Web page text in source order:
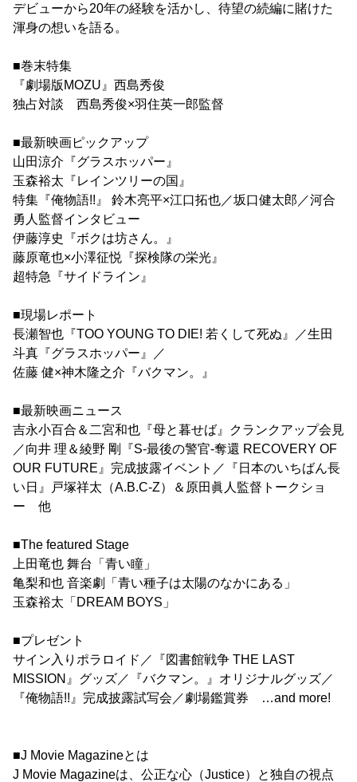
デビューから20年の経験を活かし、待望の続編に賭けた
渾身の想いを語る。
■巻末特集
『劇場版MOZU』西島秀俊
独占対談 西島秀俊×羽住英一郎監督
■最新映画ピックアップ
山田涼介『グラスホッパー』
玉森裕太『レインツリーの国』
特集『俺物語!!』 鈴木亮平×江口拓也／坂口健太郎／河合
勇人監督インタビュー
伊藤淳史『ボクは坊さん。』
藤原竜也×小澤征悦『探検隊の栄光』
超特急『サイドライン』
■現場レポート
長瀬智也『TOO YOUNG TO DIE! 若くして死ぬ』／生田
斗真『グラスホッパー』／
佐藤 健×神木隆之介『バクマン。』
■最新映画ニュース
吉永小百合＆二宮和也『母と暮せば』クランクアップ会見
／向井 理＆綾野 剛『S-最後の警官-奪還 RECOVERY OF
OUR FUTURE』完成披露イベント／『日本のいちばん長
い日』戸塚祥太（A.B.C-Z）＆原田眞人監督トークショ
ー 他
■The featured Stage
上田竜也 舞台「青い瞳」
亀梨和也 音楽劇「青い種子は太陽のなかにある」
玉森裕太「DREAM BOYS」
■プレゼント
サイン入りポラロイド／『図書館戦争 THE LAST
MISSION』グッズ／『バクマン。』オリジナルグッズ／
『俺物語!!』完成披露試写会／劇場鑑賞券 …and more!
■J Movie Magazineとは
J Movie Magazineは、公正な心（Justice）と独自の視点